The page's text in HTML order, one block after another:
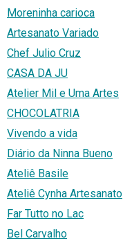
Moreninha carioca
Artesanato Variado
Chef Julio Cruz
CASA DA JU
Atelier Mil e Uma Artes
CHOCOLATRIA
Vivendo a vida
Diário da Ninna Bueno
Ateliê Basile
Ateliê Cynha Artesanato
Far Tutto no Lac
Bel Carvalho